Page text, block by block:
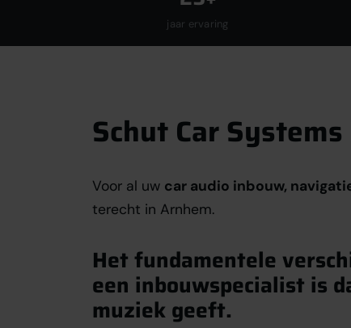
jaar ervaring
Schut Car Systems
Voor al uw car audio inbouw,
terecht in Arnhem.
Het fundamentele
een inbouwspecialist is
muziek geeft.